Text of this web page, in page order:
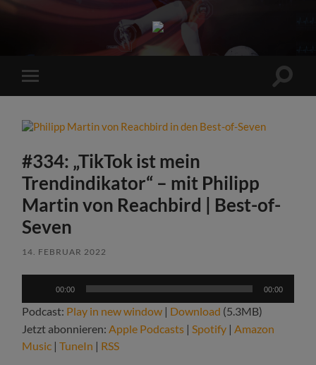
Sports
Maniac
Mobile-
Menü
#334: „TikTok ist mein
Trendindikator“ – mit Philipp
Martin von Reachbird | Best-of-
Seven
14. FEBRUAR 2022
00:00 00:00
Podcast: Play in new window | Download (5.3MB)
Jetzt abonnieren: Apple Podcasts | Spotify | Amazon
Music |TuneIn | RSS